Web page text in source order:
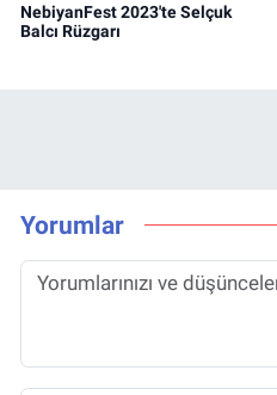
NebiyanFest 2023'te Selçuk
Balcı Rüzgarı
Yorumlar